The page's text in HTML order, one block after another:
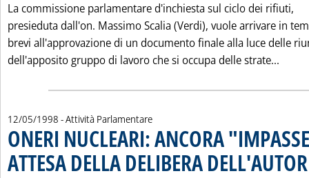
La commissione parlamentare d'inchiesta sul ciclo dei rifiuti,
presieduta dall'on. Massimo Scalia (Verdi), vuole arrivare in
brevi all'approvazione di un documento finale alla luce delle
dell'apposito gruppo di lavoro che si occupa delle strate...
12/05/1998 - Attività Parlamentare
ONERI NUCLEARI: ANCORA
ATTESA DELLA DELIBERA